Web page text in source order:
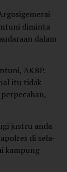
diminta
dalam
AKBP.
itu tidak
justru anda
di sela-
kampung